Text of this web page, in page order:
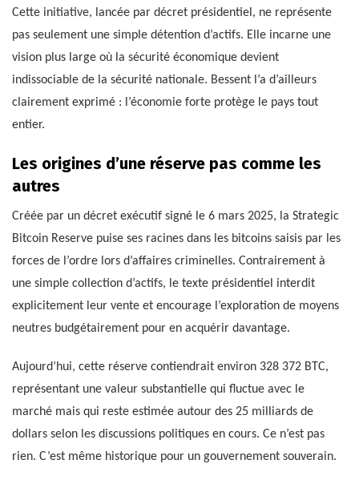
Cette initiative, lancée par décret présidentiel, ne représente
pas seulement une simple détention d’actifs. Elle incarne une
vision plus large où la sécurité économique devient
indissociable de la sécurité nationale. Bessent l’a d’ailleurs
clairement exprimé : l’économie forte protège le pays tout
entier.
Les origines d’une réserve pas comme les
autres
Créée par un décret exécutif signé le 6 mars 2025, la Strategic
Bitcoin Reserve puise ses racines dans les bitcoins saisis par les
forces de l’ordre lors d’affaires criminelles. Contrairement à
une simple collection d’actifs, le texte présidentiel interdit
explicitement leur vente et encourage l’exploration de moyens
neutres budgétairement pour en acquérir davantage.
Aujourd’hui, cette réserve contiendrait environ 328 372 BTC,
représentant une valeur substantielle qui fluctue avec le
marché mais qui reste estimée autour des 25 milliards de
dollars selon les discussions politiques en cours. Ce n’est pas
rien. C’est même historique pour un gouvernement souverain.